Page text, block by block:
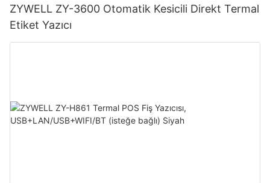
ZYWELL ZY-3600 Otomatik Kesicili Direkt Termal
Etiket Yazıcı